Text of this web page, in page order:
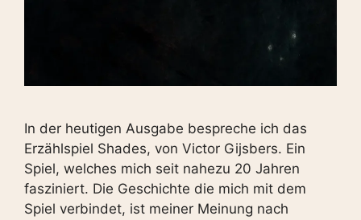
In der heutigen Ausgabe bespreche ich das
Erzählspiel Shades, von Victor Gijsbers. Ein
Spiel, welches mich seit nahezu 20 Jahren
fasziniert. Die Geschichte die mich mit dem
Spiel verbindet, ist meiner Meinung nach